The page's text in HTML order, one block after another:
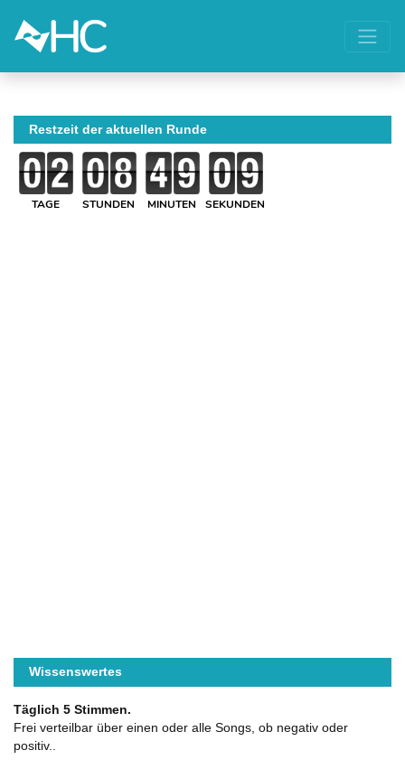
Restzeit der aktuellen Runde
TAGE STUNDEN MINUTEN SEKUNDEN
Wissenswertes
Täglich 5 Stimmen.
Frei verteilbar über einen oder alle Songs, ob negativ oder
positiv..